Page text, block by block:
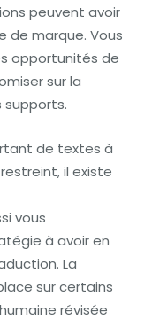
peuvent avoir
de marque. Vous
opportunités de
sur la
supports.
de textes à
il existe
vous
à avoir en
La
sur certains
révisée